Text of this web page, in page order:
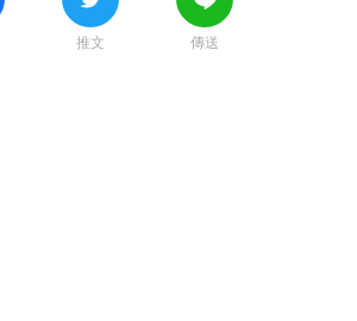
推文 傳送